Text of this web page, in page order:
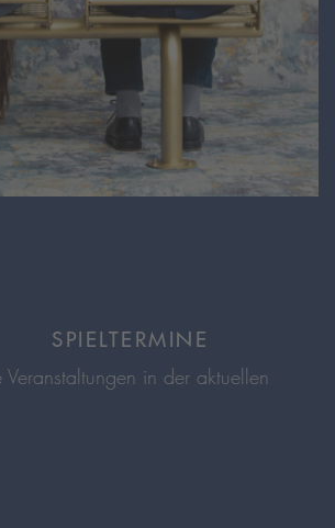
SPIELTERMINE
Veranstaltungen in der aktuellen